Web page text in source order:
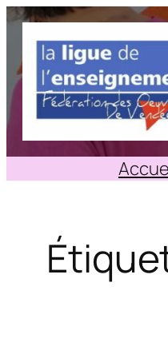
Aller
contenu